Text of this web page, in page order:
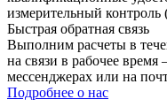
измерительный
Быстрая обратная связь
Выполним расчеты в
на связи в рабочее
мессенджерах или на
Подробнее о нас